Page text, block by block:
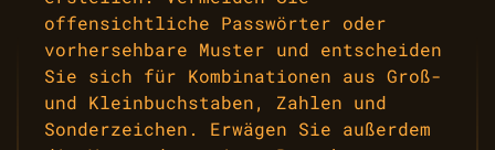
offensichtliche Passwörter oder
vorhersehbare Muster und entscheiden
Sie sich für Kombinationen aus Groß-
und Kleinbuchstaben, Zahlen und
Sonderzeichen. Erwägen Sie außerdem